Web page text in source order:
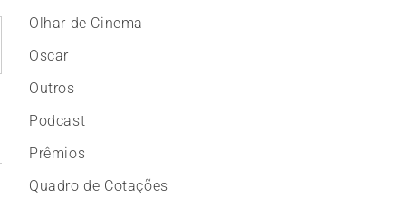
Olhar de Cinema
Oscar
Outros
Podcast
Prêmios
Quadro de Cotações